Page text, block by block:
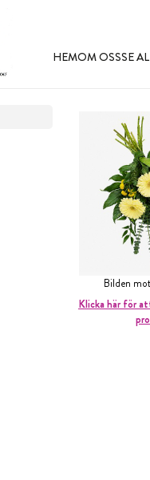
HEMOM OSSSE
Bilden
Klicka här för